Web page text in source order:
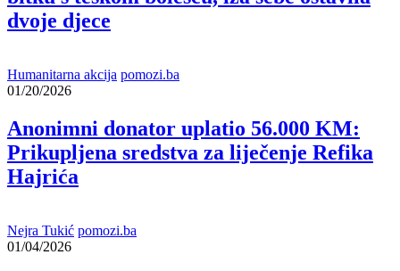
dvoje djece
Humanitarna akcija pomozi.ba
01/20/2026
Anonimni donator uplatio 56.000 KM:
Prikupljena sredstva za liječenje Refika
Hajrića
Nejra Tukić pomozi.ba
01/04/2026